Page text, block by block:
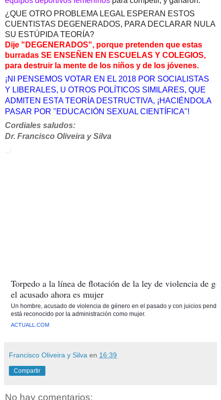
¿QUE OTRO PROBLEMA LEGAL ESPERAN ESTOS
CUENTISTAS DEGENERADOS, PARA DECLARAR NULA
SU ESTÚPIDA TEORÍA?
Dije "DEGENERADOS", porque pretenden que estas
burradas SE ENSEÑEN EN ESCUELAS Y COLEGIOS,
para destruir la mente de los niños y de los jóvenes.
¡NI PENSEMOS VOTAR EN EL 2018 POR SOCIALISTAS
Y LIBERALES, U OTROS POLÍTICOS SIMILARES, QUE
ADMITEN ESTA TEORÍA DESTRUCTIVA, ¡HACIÉNDOLA
PASAR POR "EDUCACIÓN SEXUAL CIENTÍFICA"!
Cordiales saludos:
Dr. Francisco Oliveira y Silva
Torpedo a la línea de flotación de la ley de violencia de
el acusado ahora es mujer
Un hombre, acusado de violencia de género en el pasado y con juicios
está reconocido por la administración como mujer.
ACTUALL.COM
Francisco Oliveira y Silva en 16:39
Compartir
No hay comentarios: